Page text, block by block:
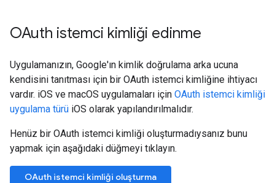
OAuth istemci kimliği edinme
Uygulamanızın, Google'ın kimlik doğrulama arka ucuna
kendisini tanıtması için bir OAuth istemci kimliğine ihtiyacı
vardır. iOS ve macOS uygulamaları için OAuth istemci kimliği
uygulama türü iOS olarak yapılandırılmalıdır.
Henüz bir OAuth istemci kimliği oluşturmadıysanız bunu
yapmak için aşağıdaki düğmeyi tıklayın.
OAuth istemci kimliği oluşturma